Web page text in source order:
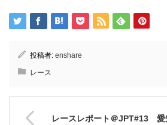
投稿者: enshare
レース
レースレポート＠JPT#13 愛